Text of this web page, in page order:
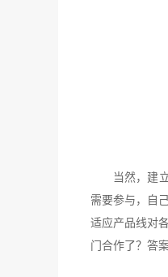
当然，建
需要参与，自
适应产品线对
门合作了？答